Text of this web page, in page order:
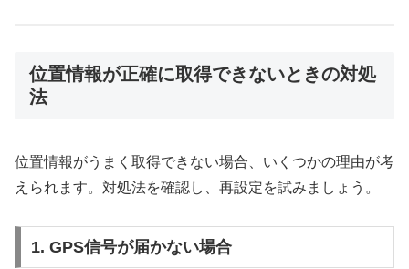
位置情報が正確に取得できないときの対処
法
位置情報がうまく取得できない場合、いくつかの理由が考
えられます。対処法を確認し、再設定を試みましょう。
1. GPS信号が届かない場合